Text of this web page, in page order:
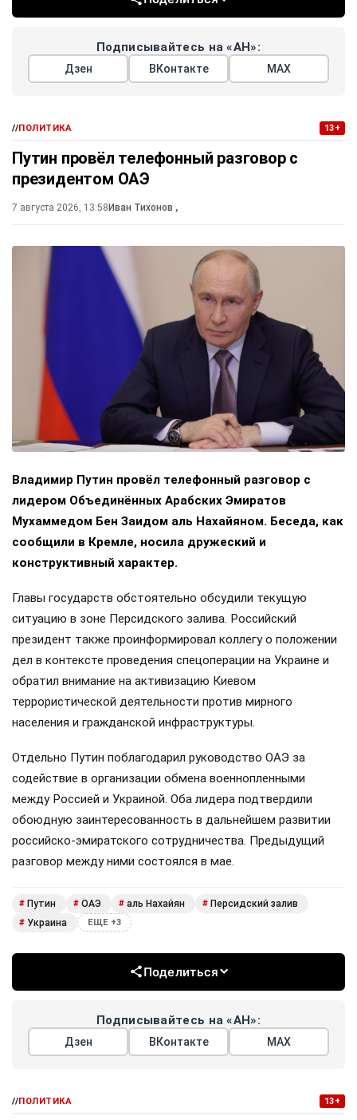
Подписывайтесь на «АН»:
Дзен ВКонтакте МАХ
//ПОЛИТИКА 13+
Путин провёл телефонный разговор с
президентом ОАЭ
7 августа 2026, 13:58 Иван Тихонов ,
Владимир Путин провёл телефонный разговор с
лидером Объединённых Арабских Эмиратов
Мухаммедом Бен Заидом аль Нахайяном. Беседа, как
сообщили в Кремле, носила дружеский и
конструктивный характер.
Главы государств обстоятельно обсудили текущую
ситуацию в зоне Персидского залива. Российский
президент также проинформировал коллегу о положении
дел в контексте проведения спецоперации на Украине и
обратил внимание на активизацию Киевом
террористической деятельности против мирного
населения и гражданской инфраструктуры.
Отдельно Путин поблагодарил руководство ОАЭ за
содействие в организации обмена военнопленными
между Россией и Украиной. Оба лидера подтвердили
обоюдную заинтересованность в дальнейшем развитии
российско-эмиратского сотрудничества. Предыдущий
разговор между ними состоялся в мае.
# Путин # ОАЭ # аль Нахайян # Персидский залив
# Украина ЕЩЕ +3
Поделиться
Подписывайтесь на «АН»:
Дзен ВКонтакте МАХ
//ПОЛИТИКА 13+